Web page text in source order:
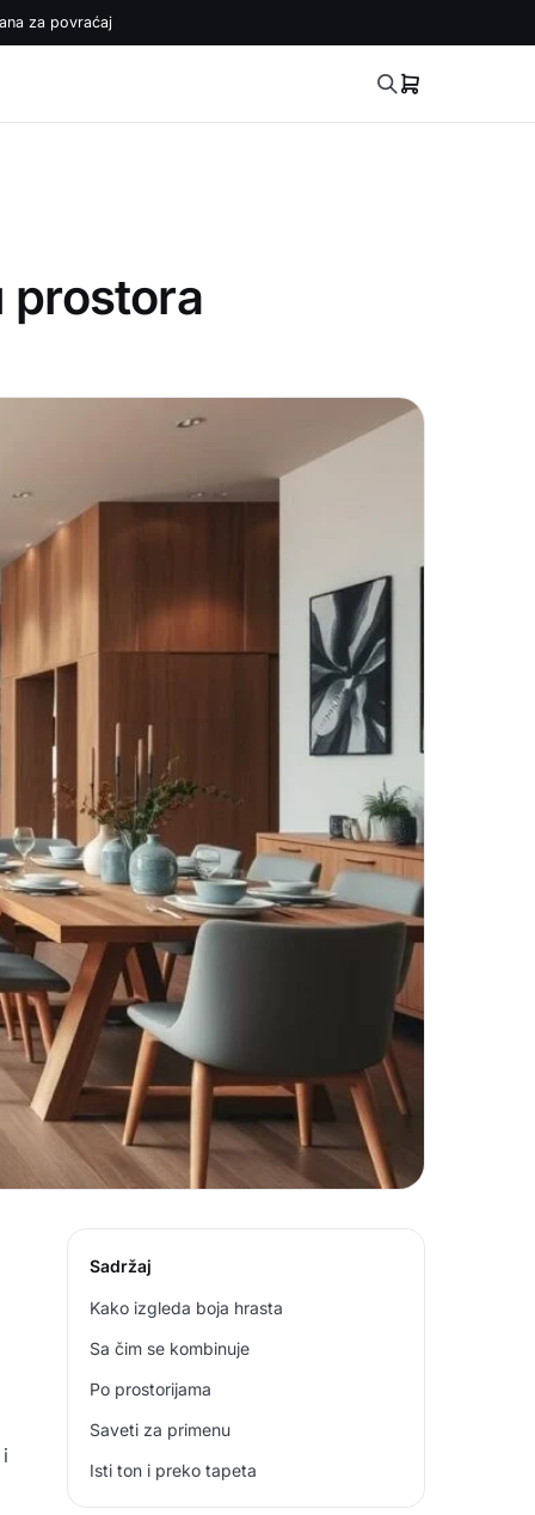
za povraćaj
prostora
Sadržaj
Kako izgleda boja hrasta
Sa čim se kombinuje
Po prostorijama
Saveti za primenu
Isti ton i preko tapeta